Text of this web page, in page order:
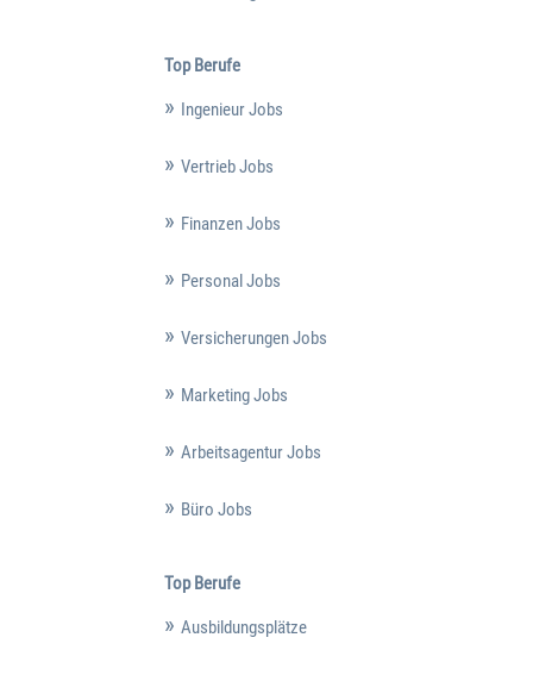
Top Berufe
Ingenieur Jobs
Vertrieb Jobs
Finanzen Jobs
Personal Jobs
Versicherungen Jobs
Marketing Jobs
Arbeitsagentur Jobs
Büro Jobs
Top Berufe
Ausbildungsplätze